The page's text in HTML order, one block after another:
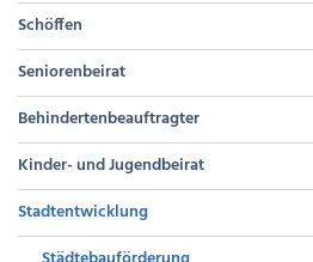
Schöffen
Seniorenbeirat
Behindertenbeauftragter
Kinder- und Jugendbeirat
Stadtentwicklung